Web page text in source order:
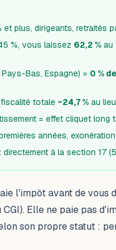
plus, dirigeants, retraités
%, vous laissez 62,2 % au
Bas, Espagne) = 0 %
totale ~24,7 % au
= effet cliquet long
années,
à la section 17
l'impôt avant de vous
Elle ne paie pas
son propre statut :